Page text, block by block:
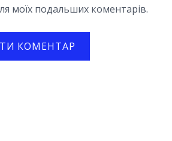
моїх подальших коментарів.